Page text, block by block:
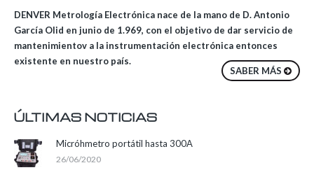
DENVER Metrología Electrónica nace de la mano de D. Antonio
García Olid en junio de 1.969, con el objetivo de dar servicio de
mantenimientov a la instrumentación electrónica entonces
existente en nuestro país.
SABER MÁS
ÚLTIMAS NOTICIAS
Micróhmetro portátil hasta 300A
26/06/2020